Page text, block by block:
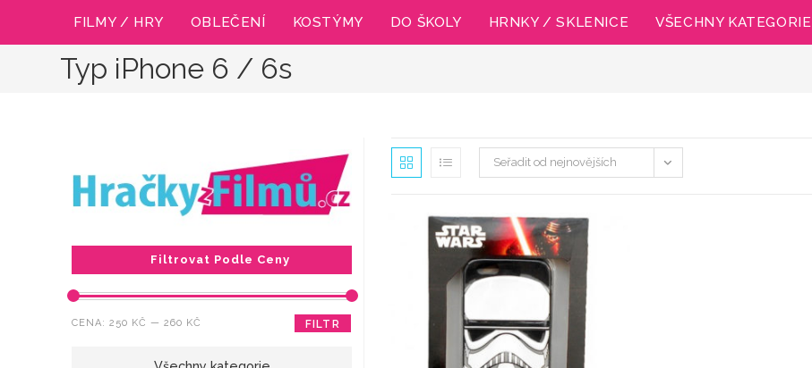
FILMY / HRY OBLEČENÍ KOSTÝMY DO ŠKOLY HRNKY / SKLENICE VŠECHNY KATEGORIE
Typ iPhone 6 / 6s
Seřadit od nejnovějších
Filtrovat Podle Ceny
Minimální
Maximální
FILTR
CENA:250 KČ —260 KČ